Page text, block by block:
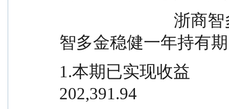
智多金稳健一年持有
1.本期已实现收益
202,391.94